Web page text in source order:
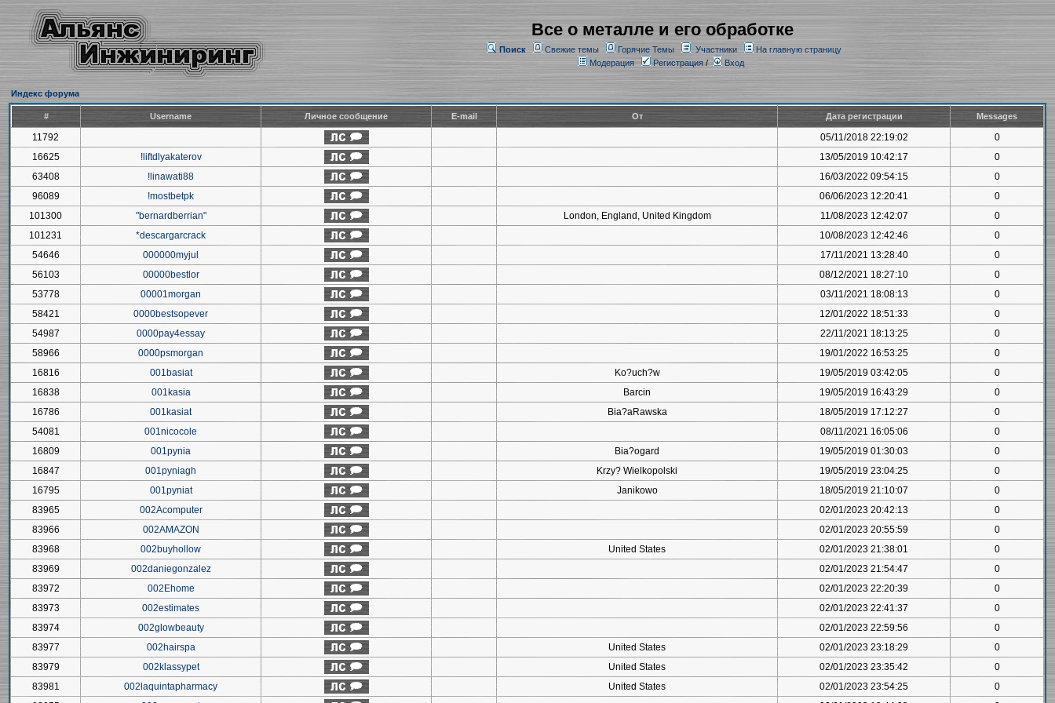
Все о металле и его обработке
Поиск Свежие темы Горячие Темы Участники
На главную страницу
Модерация
Регистрация/ Вход
Индекс форума
# Username Личное сообщение E-mail От Дата регистрации Messages
11792 05/11/2018 22:19:02
0
16625
!liftdlyakaterov 13/05/2019 10:42:17
0
63408
!linawati88 16/03/2022 09:54:15
0
96089
!mostbetpk 06/06/2023 12:20:41
0
101300
"bernardberrian" London, England, United Kingdom 11/08/2023 12:42:07
0
101231
*descargarcrack 10/08/2023 12:42:46
0
54646
000000myjul 17/11/2021 13:28:40
0
56103
00000bestlor 08/12/2021 18:27:10
0
53778
00001morgan 03/11/2021 18:08:13
0
58421
0000bestsopever 12/01/2022 18:51:33
0
54987
0000pay4essay 22/11/2021 18:13:25
0
58966
0000psmorgan 19/01/2022 16:53:25
0
16816
001basiat Ko?uch?w 19/05/2019 03:42:05
0
16838
001kasia Barcin 19/05/2019 16:43:29
0
16786
001kasiat Bia?aRawska 18/05/2019 17:12:27
0
54081
001nicocole 08/11/2021 16:05:06
0
16809
001pynia Bia?ogard 19/05/2019 01:30:03
0
16847
001pyniagh Krzy? Wielkopolski 19/05/2019 23:04:25
0
16795
001pyniat Janikowo 18/05/2019 21:10:07
0
83965
002Acomputer 02/01/2023 20:42:13
0
83966
002AMAZON 02/01/2023 20:55:59
0
83968
002buyhollow United States 02/01/2023 21:38:01
0
83969
002daniegonzalez 02/01/2023 21:54:47
0
83972
002Ehome 02/01/2023 22:20:39
0
83973
002estimates 02/01/2023 22:41:37
0
83974
002glowbeauty 02/01/2023 22:59:56
0
83977
002hairspa United States 02/01/2023 23:18:29
0
83979
002klassypet United States 02/01/2023 23:35:42
0
83981
002laquintapharmacy United States 02/01/2023 23:54:25
0